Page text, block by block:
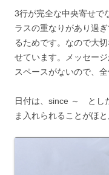
3行が完全な中央寄せで
ラスの重なりがあり過
るためです。なので大
せています。メッセー
スペースがないので、
日付は、since ～ とし
ま入れられることがほ